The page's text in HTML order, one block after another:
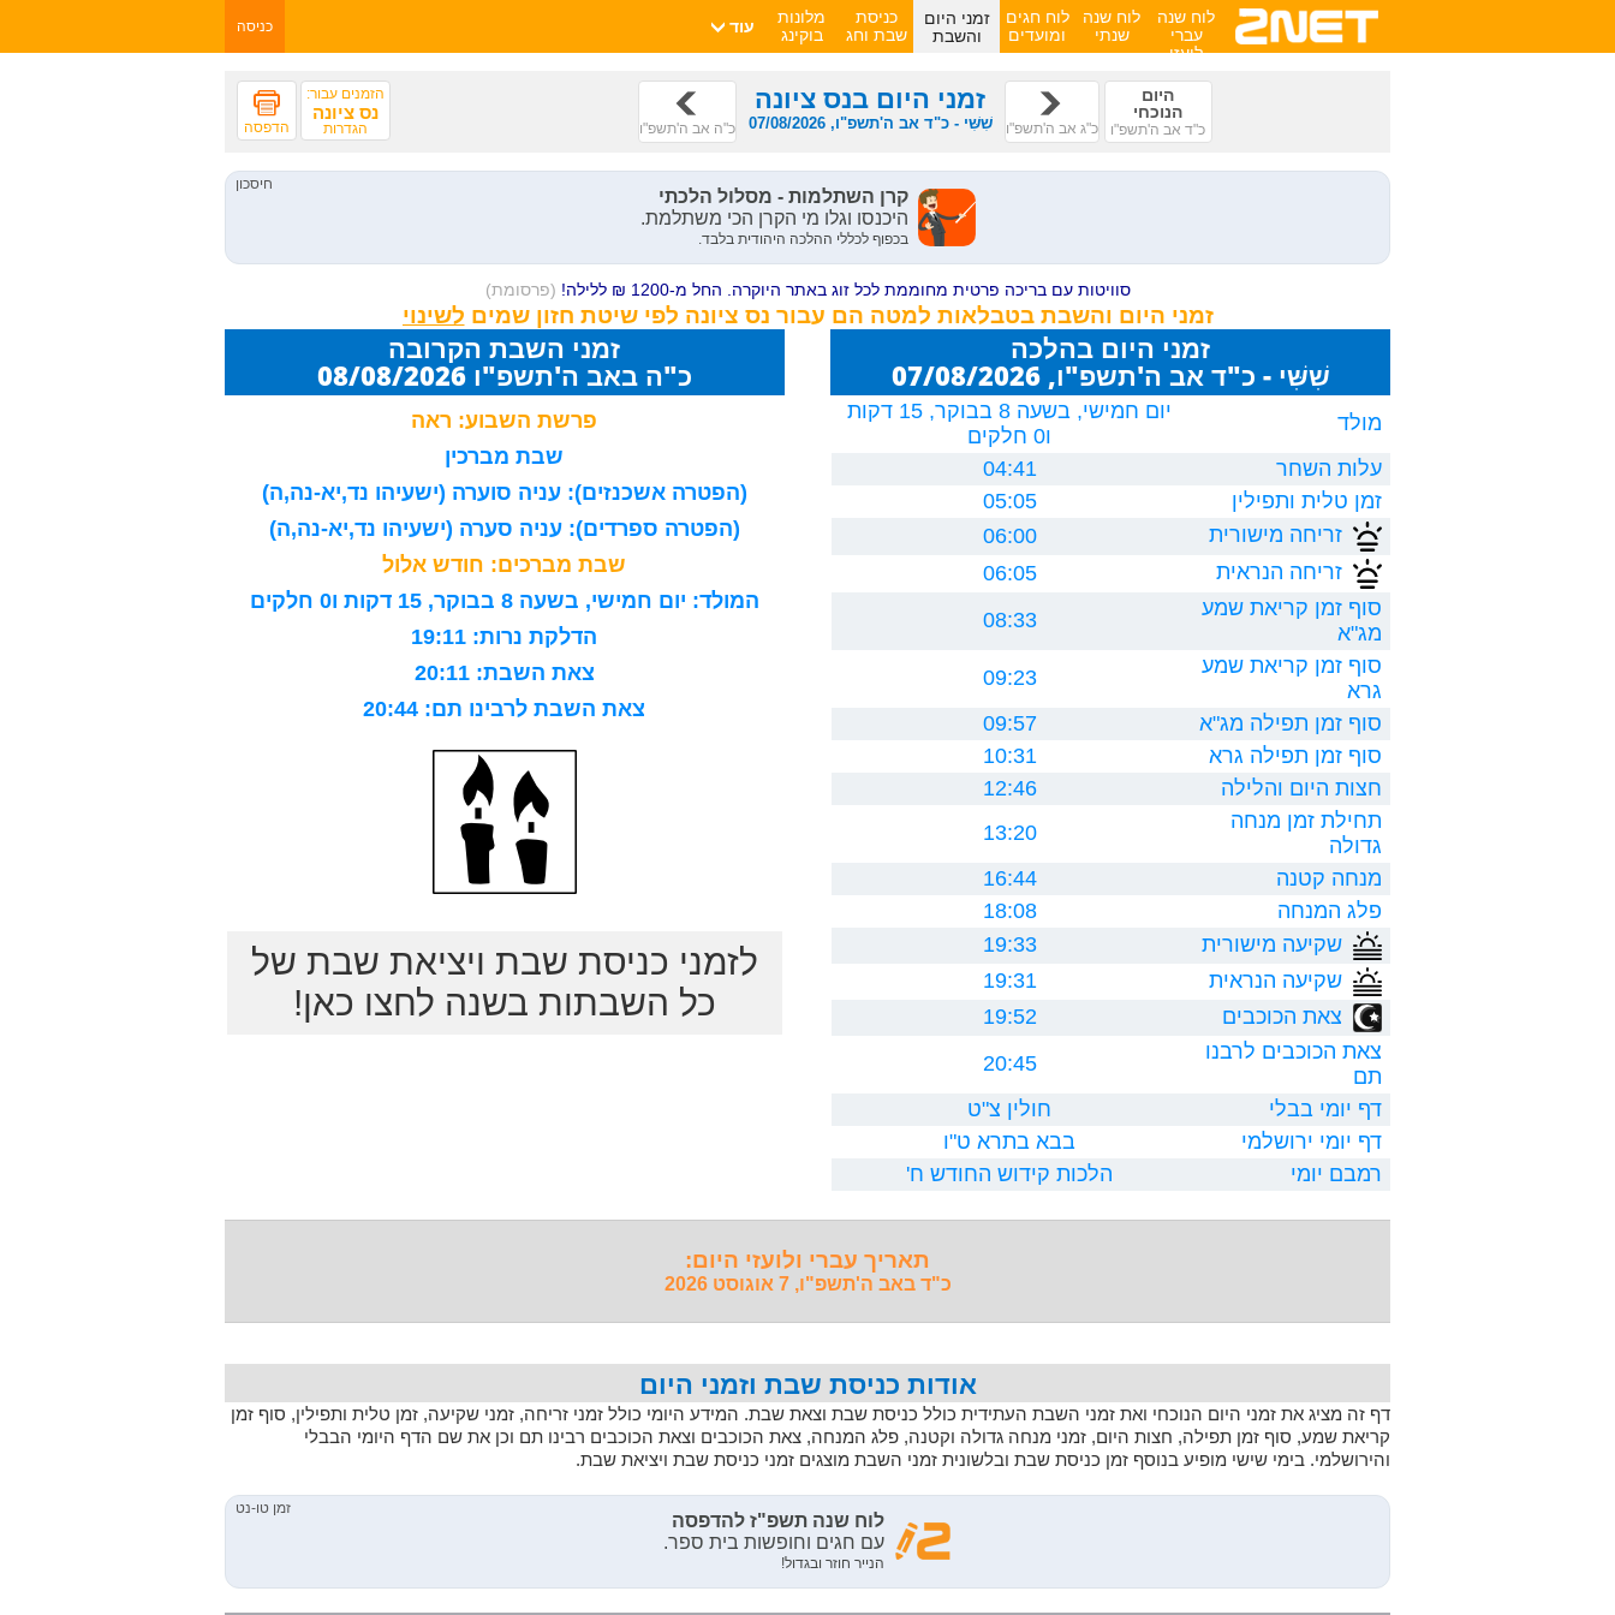
לוח שנה
עברי
לועזי
לוח שנה
שנתי
לוח חגים
ומועדים
זמני היום
והשבת
כניסת
שבת וחג
מלונות
בוקינג
עוד כניסה
הזמנים עבור:
נס ציונה
הגדרות הדפסה
היום
הנוכחי
כ"ד אב ה'תשפ"ו כ"ג אב ה'תשפ"ו
זמני היום בנס ציונה
שִׁשִּׁי - כ"ד אב ה'תשפ"ו, 07/08/2026 כ"ה אב ה'תשפ"ו
סוויטות עם בריכה פרטית מחוממת לכל זוג באתר היוקרה. החל מ-1200 ₪ ללילה! (פרסומת)
זמני היום והשבת בטבלאות למטה הם עבור נס ציונה לפי שיטת חזון שמים
זמני היום בהלכה
שִׁשִּׁי - כ"ד אב ה'תשפ"ו, 07/08/2026
מולד
יום חמישי, בשעה 8 בבוקר, 15 דקות
ו0 חלקים
עלות השחר
04:41
זמן טלית ותפילין
05:05
זריחה מישורית
06:00
זריחה הנראית
06:05
סוף זמן קריאת שמע
מג"א
08:33
סוף זמן קריאת שמע
גרא
09:23
סוף זמן תפילה מג"א
09:57
סוף זמן תפילה גרא
10:31
חצות היום והלילה
12:46
תחילת זמן מנחה
גדולה
13:20
מנחה קטנה
16:44
פלג המנחה
18:08
שקיעה מישורית
19:33
שקיעה הנראית
19:31
צאת הכוכבים
19:52
צאת הכוכבים לרבנו
תם
20:45
דף יומי בבלי
חולין צ"ט
דף יומי ירושלמי
בבא בתרא ט"ו
רמבם יומי
הלכות קידוש החודש ח'
זמני השבת הקרובה
כ"ה באב ה'תשפ"ו 08/08/2026
פרשת השבוע: ראה
שבת מברכין
(הפטרה אשכנזים): עניה סוערה (ישעיהו נד,יא-נה,ה)
(הפטרה ספרדים): עניה סערה (ישעיהו נד,יא-נה,ה)
שבת מברכים: חודש אלול
המולד: יום חמישי, בשעה 8 בבוקר, 15 דקות ו0 חלקים
הדלקת נרות: 19:11
צאת השבת: 20:11
צאת השבת לרבינו תם: 20:44
לזמני כניסת שבת ויציאת שבת של
כל השבתות בשנה לחצו כאן!
תאריך עברי ולועזי היום:
כ"ד באב ה'תשפ"ו, 7 אוגוסט 2026
אודות כניסת שבת וזמני היום
דף זה מציג את זמני היום הנוכחי ואת זמני השבת העתידית כולל כניסת שבת וצאת שבת. המידע היומי כולל זמני זריחה, זמני שקיעה, זמן טלית ותפילין, סוף זמן
קריאת שמע, סוף זמן תפילה, חצות היום, זמני מנחה גדולה וקטנה, פלג המנחה, צאת הכוכבים וצאת הכוכבים רבינו תם וכן את שם הדף היומי הבבלי
והירושלמי. בימי שישי מופיע בנוסף זמן כניסת שבת ובלשונית זמני השבת מוצגים זמני כניסת שבת ויציאת שבת.